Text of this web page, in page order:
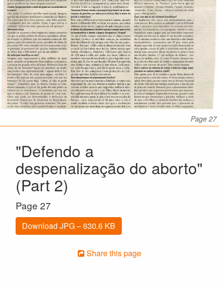
Page 27
"Defendo a
despenalização do aborto"
(Part 2)
Page 27
Download JPG – 630.6 KB
Share this page